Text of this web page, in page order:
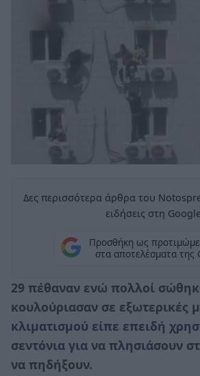
Δες περισσότερα άρθρα του
ειδήσεις στη Google
Προσθήκη ως
στα αποτελέσματα της
29 πέθαναν ενώ πολλοί
κουλούριασαν σε εξωτερικές
κλιματισμού είπε επειδή
σεντόνια για να πλησιάσουν
να πηδήξουν.